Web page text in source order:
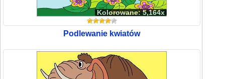
Kolorowane: 5,164x
Podlewanie kwiatów